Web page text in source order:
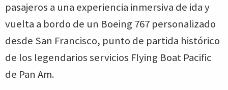
pasajeros a una experiencia inmersiva de ida y
vuelta a bordo de un Boeing 767 personalizado
desde San Francisco, punto de partida histórico
de los legendarios servicios Flying Boat Pacific
de Pan Am.